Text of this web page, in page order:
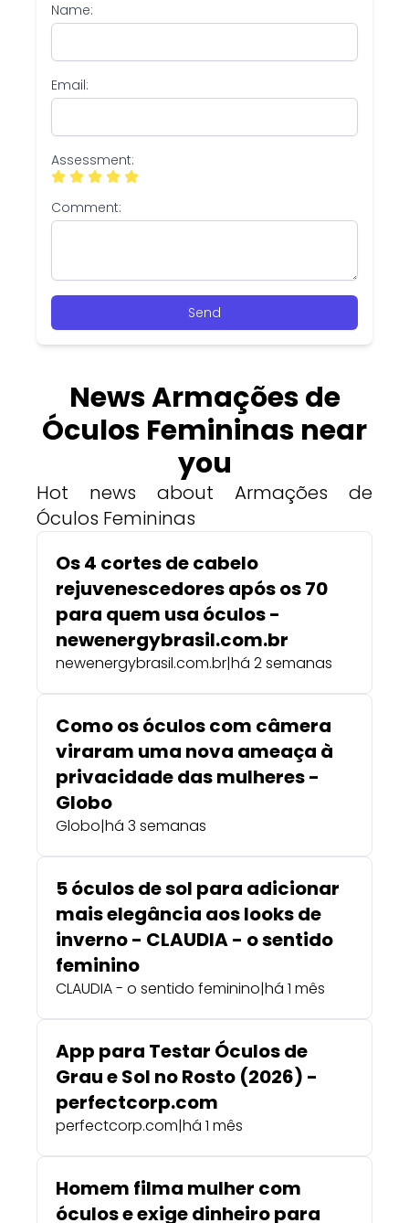
Name:
Email:
Assessment:
Comment:
Send
News Armações de
Óculos Femininas near
you
Hot news about Armações de
Óculos Femininas
Os 4 cortes de cabelo
rejuvenescedores após os 70
para quem usa óculos -
newenergybrasil.com.br
newenergybrasil.com.br|há 2 semanas
Como os óculos com câmera
viraram uma nova ameaça à
privacidade das mulheres -
Globo
Globo|há 3 semanas
5 óculos de sol para adicionar
mais elegância aos looks de
inverno - CLAUDIA - o sentido
feminino
CLAUDIA - o sentido feminino|há 1 mês
App para Testar Óculos de
Grau e Sol no Rosto (2026) -
perfectcorp.com
perfectcorp.com|há 1 mês
Homem filma mulher com
óculos e exige dinheiro para